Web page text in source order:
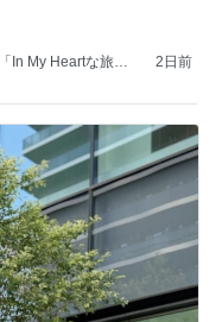
In My Heartな旅日
2日前